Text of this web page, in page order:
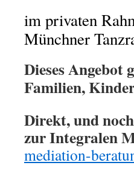
im privaten
Münchner
Dieses
Familien,
Direkt, und
zur Integralen
mediation-